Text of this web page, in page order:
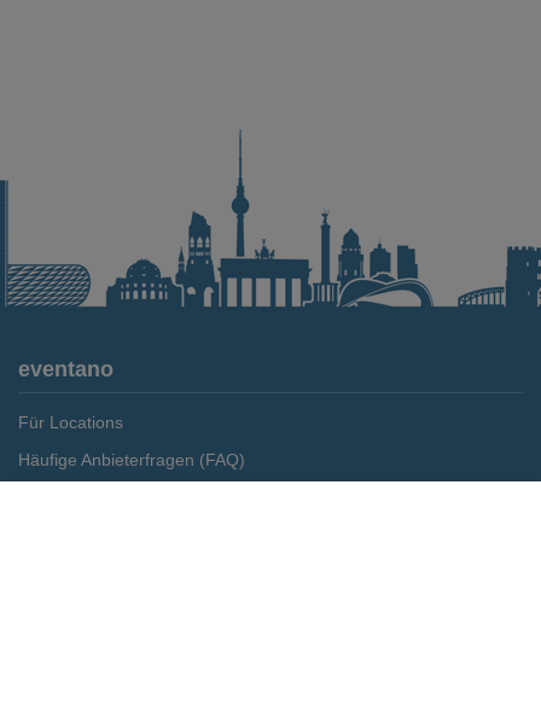
eventano
Für Locations
Häufige Anbieterfragen (FAQ)